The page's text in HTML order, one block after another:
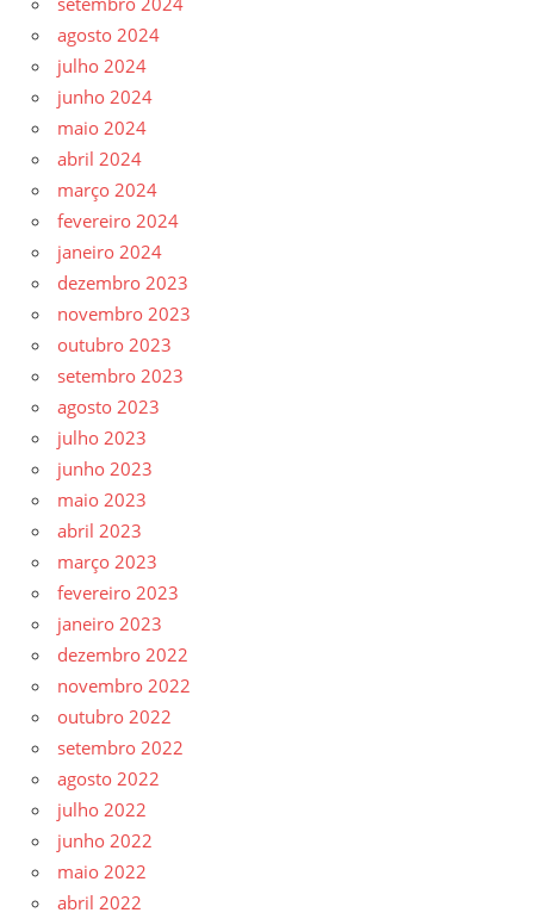
agosto 2024
julho 2024
junho 2024
maio 2024
abril 2024
março 2024
fevereiro 2024
janeiro 2024
dezembro 2023
novembro 2023
outubro 2023
setembro 2023
agosto 2023
julho 2023
junho 2023
maio 2023
abril 2023
março 2023
fevereiro 2023
janeiro 2023
dezembro 2022
novembro 2022
outubro 2022
setembro 2022
agosto 2022
julho 2022
junho 2022
maio 2022
abril 2022